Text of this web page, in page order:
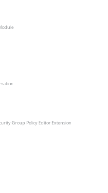
Group Policy Editor Extension